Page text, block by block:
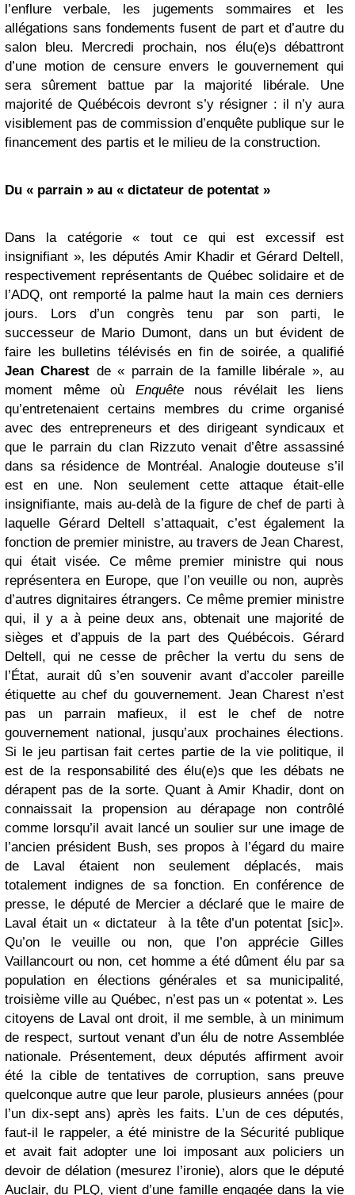
l’enflure verbale, les jugements sommaires et les
allégations sans fondements fusent de part et d’autre du
salon bleu. Mercredi prochain, nos élu(e)s débattront
d’une motion de censure envers le gouvernement qui
sera sûrement battue par la majorité libérale. Une
majorité de Québécois devront s’y résigner : il n’y aura
visiblement pas de commission d’enquête publique sur le
financement des partis et le milieu de la construction.
Du « parrain » au « dictateur de potentat »
Dans la catégorie « tout ce qui est excessif est
insignifiant », les députés Amir Khadir et Gérard Deltell,
respectivement représentants de Québec solidaire et de
l’ADQ, ont remporté la palme haut la main ces derniers
jours. Lors d’un congrès tenu par son parti, le
successeur de Mario Dumont, dans un but évident de
faire les bulletins télévisés en fin de soirée, a qualifié
Jean Charest de « parrain de la famille libérale », au
moment même où Enquêtenous révélait les liens
qu’entretenaient certains membres du crime organisé
avec des entrepreneurs et des dirigeant syndicaux et
que le parrain du clan Rizzuto venait d’être assassiné
dans sa résidence de Montréal. Analogie douteuse s’il
est en une. Non seulement cette attaque était-elle
insignifiante, mais au-delà de la figure de chef de parti à
laquelle Gérard Deltell s’attaquait, c’est également la
fonction de premier ministre, au travers de Jean Charest,
qui était visée. Ce même premier ministre qui nous
représentera en Europe, que l’on veuille ou non, auprès
d’autres dignitaires étrangers. Ce même premier ministre
qui, il y a à peine deux ans, obtenait une majorité de
sièges et d’appuis de la part des Québécois. Gérard
Deltell, qui ne cesse de prêcher la vertu du sens de
l’État, aurait dû s’en souvenir avant d’accoler pareille
étiquette au chef du gouvernement. Jean Charest n’est
pas un parrain mafieux, il est le chef de notre
gouvernement national, jusqu’aux prochaines élections.
Si le jeu partisan fait certes partie de la vie politique, il
est de la responsabilité des élu(e)s que les débats ne
dérapent pas de la sorte. Quant à Amir Khadir, dont on
connaissait la propension au dérapage non contrôlé
comme lorsqu’il avait lancé un soulier sur une image de
l’ancien président Bush, ses propos à l’égard du maire
de Laval étaient non seulement déplacés, mais
totalement indignes de sa fonction. En conférence de
presse, le député de Mercier a déclaré que le maire de
Laval était un « dictateur à la tête d’un potentat [sic]».
Qu’on le veuille ou non, que l’on apprécie Gilles
Vaillancourt ou non, cet homme a été dûment élu par sa
population en élections générales et sa municipalité,
troisième ville au Québec, n’est pas un « potentat ». Les
citoyens de Laval ont droit, il me semble, à un minimum
de respect, surtout venant d’un élu de notre Assemblée
nationale. Présentement, deux députés affirment avoir
été la cible de tentatives de corruption, sans preuve
quelconque autre que leur parole, plusieurs années (pour
l’un dix-sept ans) après les faits. L’un de ces députés,
faut-il le rappeler, a été ministre de la Sécurité publique
et avait fait adopter une loi imposant aux policiers un
devoir de délation (mesurez l’ironie), alors que le député
Auclair, du PLQ, vient d’une famille engagée dans la vie